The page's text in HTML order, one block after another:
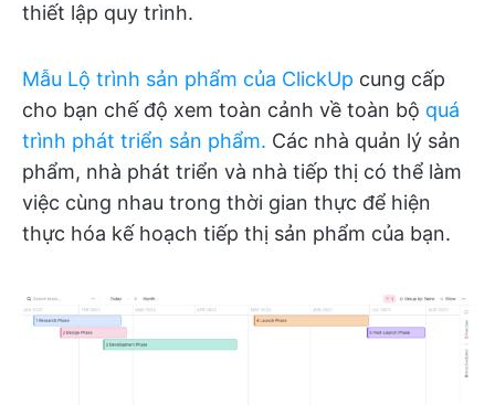
thiết lập quy trình.
Mẫu Lộ trình sản phẩm của ClickUp cung cấp
cho bạn chế độ xem toàn cảnh về toàn bộ quá
trình phát triển sản phẩm. Các nhà quản lý sản
phẩm, nhà phát triển và nhà tiếp thị có thể làm
việc cùng nhau trong thời gian thực để hiện
thực hóa kế hoạch tiếp thị sản phẩm của bạn.